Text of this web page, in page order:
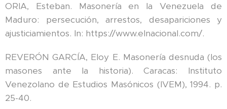
ORIA, Esteban. Masonería en la Venezuela de
Maduro: persecución, arrestos, desapariciones y
ajusticiamientos. In: https://www.elnacional.com/.
REVERÓN GARCÍA, Eloy E. Masonería desnuda (los
masones ante la historia). Caracas: Instituto
Venezolano de Estudios Masónicos (IVEM), 1994. p.
25-40.